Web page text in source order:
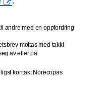
andre med en oppfordring
mottas med takk!
av eller på
kontakt Norecopas